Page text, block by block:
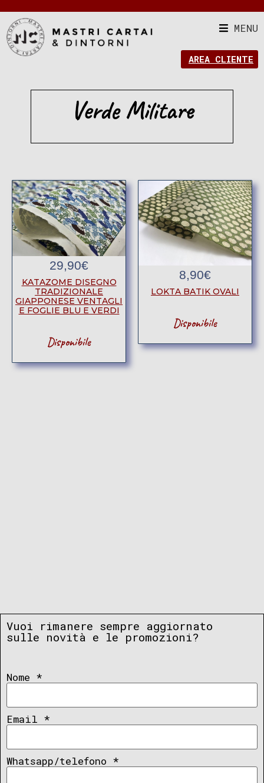
MENU
AREA CLIENTE
Verde Militare
29,90€
KATAZOME DISEGNO
TRADIZIONALE
GIAPPONESE VENTAGLI
E FOGLIE BLU E VERDI
Disponibile
8,90€
LOKTA BATIK OVALI
Disponibile
Vuoi rimanere sempre aggiornato
sulle novità e le promozioni?
Nome *
Email *
Whatsapp/telefono *